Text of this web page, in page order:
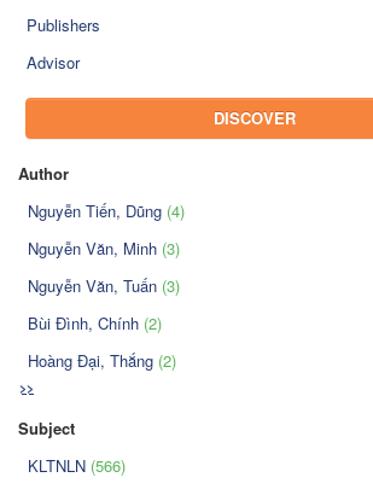
Publishers
Advisor
DISCOVER
Author
Nguyễn Tiến, Dũng (4)
Nguyễn Văn, Minh (3)
Nguyễn Văn, Tuấn (3)
Bùi Đình, Chính (2)
Hoàng Đại, Thắng (2)
>>
Subject
KLTNLN (566)